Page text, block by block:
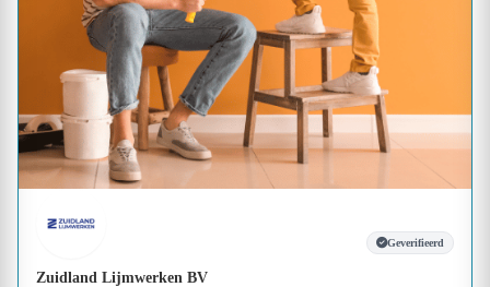
Geverifieerd
Zuidland Lijmwerken BV